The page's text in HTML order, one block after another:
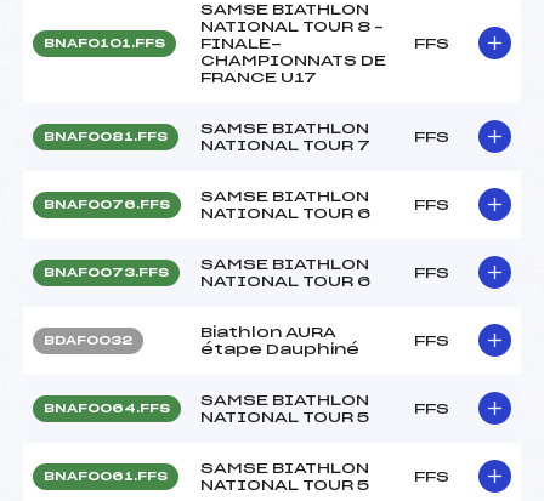
BNAF0101.FFS
SAMSE BIATHLON
NATIONAL TOUR 8 –
FINALE-
CHAMPIONNATS DE
FRANCE U17
FFS
BNAF0081.FFS
SAMSE BIATHLON
NATIONAL TOUR 7
FFS
BNAF0076.FFS
SAMSE BIATHLON
NATIONAL TOUR 6
FFS
BNAF0073.FFS
SAMSE BIATHLON
NATIONAL TOUR 6
FFS
BDAF0032
Biathlon AURA
étape Dauphiné
FFS
BNAF0064.FFS
SAMSE BIATHLON
NATIONAL TOUR 5
FFS
BNAF0061.FFS
SAMSE BIATHLON
NATIONAL TOUR 5
FFS